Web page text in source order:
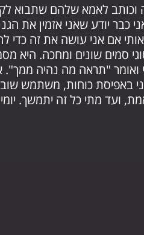
לאמא שלהם שתבוא
כבר יודע שאני אזמין את
אם אני עושה את זה כדי
משקר ומכחיש. משתמש ב – 3 סוגי סמים שונים
ואומר "תראה מה נהיה
באפיסת כוחות, משתמש
ועד מתי כל זה יתמשך.